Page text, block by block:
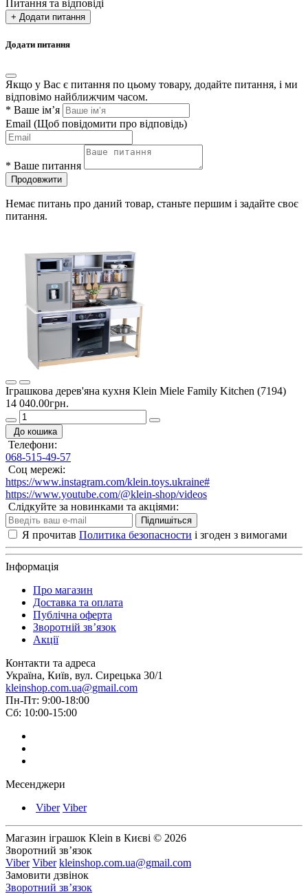
Питання та відповіді
+ Додати питання
Додати питання
Якщо у Вас є питання по цьому товару, додайте питання, і ми
відповімо найближчим часом.
* Ваше ім’я
Email (Щоб повідомити про відповідь)
* Ваше питання
Продовжити
Немає питань про даний товар, станьте першим і задайте своє
питання.
Іграшкова дерев'яна кухня Klein Miele Family Kitchen (7194)
14 040.00грн.
До кошика
Телефони:
068-515-49-57
Соц мережі:
https://www.instagram.com/klein.toys.ukraine#
https://www.youtube.com/@klein-shop/videos
Слідкуйте за новинками та акціями:
Підпишіться
Я прочитав Политика безопасности і згоден з вимогами
Інформація
Про магазин
Доставка та оплата
Публічна оферта
Зворотній зв’язок
Акції
Контакти та адреса
Україна, Київ, вул. Сирецька 30/1
kleinshop.com.ua@gmail.com
Пн-Пт: 9:00-18:00
Сб: 10:00-15:00
Месенджери
Viber Viber
Магазин іграшок Klein в Києві © 2026
Зворотний зв’язок
Viber Viber kleinshop.com.ua@gmail.com
Замовити дзвінок
Зворотний зв’язок